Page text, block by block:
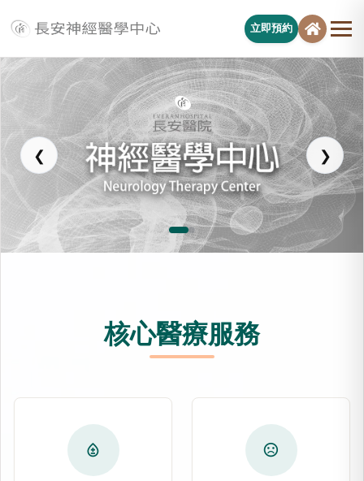
立即預約
長安醫院神經醫學中心
❮ ❯
核心醫療服務
bloodtype sentiment_dissatisfied